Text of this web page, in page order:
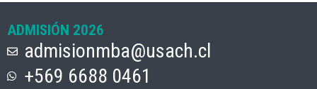
ADMISIÓN 2026
admisionmba@usach.cl
+569 6688 0461